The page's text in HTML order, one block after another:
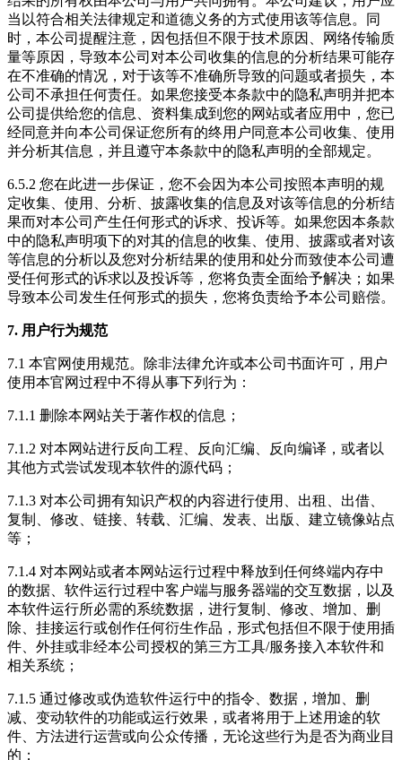
当以符合相关法律规定和道德义务的方式使用该等信息。同
时，本公司提醒注意，因包括但不限于技术原因、网络传输质
量等原因，导致本公司对本公司收集的信息的分析结果可能存
在不准确的情况，对于该等不准确所导致的问题或者损失，本
公司不承担任何责任。如果您接受本条款中的隐私声明并把本
公司提供给您的信息、资料集成到您的网站或者应用中，您已
经同意并向本公司保证您所有的终用户同意本公司收集、使用
并分析其信息，并且遵守本条款中的隐私声明的全部规定。
6.5.2 您在此进一步保证，您不会因为本公司按照本声明的规
定收集、使用、分析、披露收集的信息及对该等信息的分析结
果而对本公司产生任何形式的诉求、投诉等。如果您因本条款
中的隐私声明项下的对其的信息的收集、使用、披露或者对该
等信息的分析以及您对分析结果的使用和处分而致使本公司遭
受任何形式的诉求以及投诉等，您将负责全面给予解决；如果
导致本公司发生任何形式的损失，您将负责给予本公司赔偿。
7. 用户行为规范
7.1 本官网使用规范。除非法律允许或本公司书面许可，用户
使用本官网过程中不得从事下列行为：
7.1.1 删除本网站关于著作权的信息；
7.1.2 对本网站进行反向工程、反向汇编、反向编译，或者以
其他方式尝试发现本软件的源代码；
7.1.3 对本公司拥有知识产权的内容进行使用、出租、出借、
复制、修改、链接、转载、汇编、发表、出版、建立镜像站点
等；
7.1.4 对本网站或者本网站运行过程中释放到任何终端内存中
的数据、软件运行过程中客户端与服务器端的交互数据，以及
本软件运行所必需的系统数据，进行复制、修改、增加、删
除、挂接运行或创作任何衍生作品，形式包括但不限于使用插
件、外挂或非经本公司授权的第三方工具/服务接入本软件和
相关系统；
7.1.5 通过修改或伪造软件运行中的指令、数据，增加、删
减、变动软件的功能或运行效果，或者将用于上述用途的软
件、方法进行运营或向公众传播，无论这些行为是否为商业目
的；